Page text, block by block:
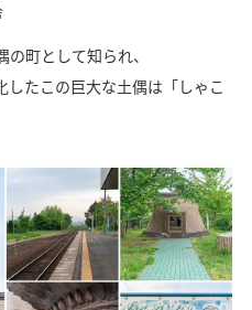
町として知られ、
たこの巨大な土偶は「しゃこ